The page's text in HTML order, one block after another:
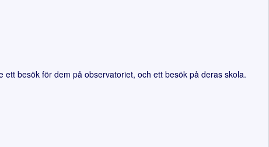
besök för dem på observatoriet, och ett besök på deras skola.